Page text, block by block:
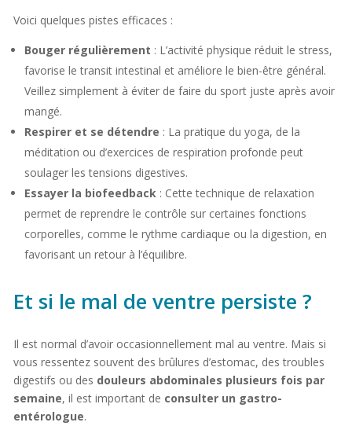
Voici quelques pistes efficaces :
Bouger régulièrement : L’activité physique réduit le stress,
favorise le transit intestinal et améliore le bien-être général.
Veillez simplement à éviter de faire du sport juste après avoir
mangé.
Respirer et se détendre : La pratique du yoga, de la
méditation ou d’exercices de respiration profonde peut
soulager les tensions digestives.
Essayer la biofeedback: Cette technique de relaxation
permet de reprendre le contrôle sur certaines fonctions
corporelles, comme le rythme cardiaque ou la digestion, en
favorisant un retour à l’équilibre.
Et si le mal de ventre persiste ?
Il est normal d’avoir occasionnellement mal au ventre. Mais si
vous ressentez souvent des brûlures d’estomac, des troubles
digestifs ou des douleurs abdominales plusieurs fois par
semaine, il est important de consulter un gastro-
entérologue.